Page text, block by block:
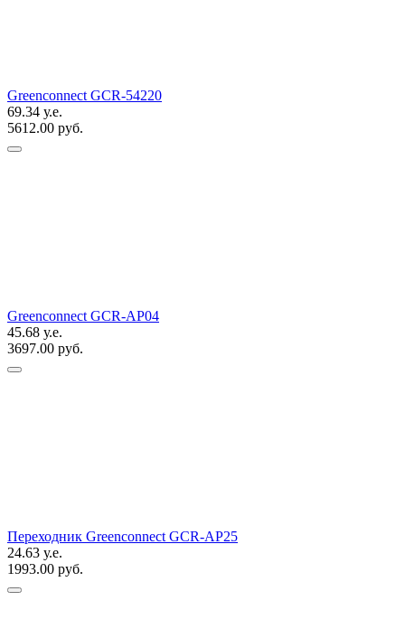
Greenconnect GCR-54220
69.34 у.е.
5612.00 руб.
Greenconnect GCR-AP04
45.68 у.е.
3697.00 руб.
Переходник Greenconnect GCR-AP25
24.63 у.е.
1993.00 руб.